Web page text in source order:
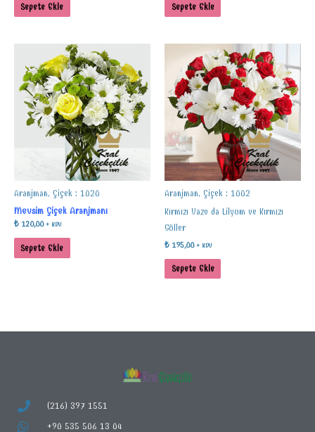
Sepete Ekle Sepete Ekle
Aranjman, Çiçek : 1020
Mevsim Çiçek Aranjmanı
₺120,00 + KDV
Sepete Ekle
Aranjman, Çiçek : 1002
Kırmızı Vazo da Lilyum ve Kırmızı
Güller
₺ 195,00 + KDV
Sepete Ekle
(216) 397 1551
+90 535 506 13 04